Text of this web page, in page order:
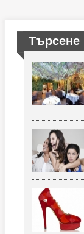
Търсене